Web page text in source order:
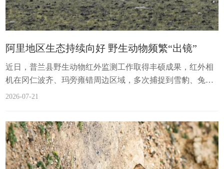
阿里地区生态持续向好 野生动物频繁“出镜”
近日，普兰县野生动物红外监测工作取得丰硕成果，红外相
机在冈仁波齐、玛旁雍错周边区域，多次捕捉到雪豹、兔
狲、赤狐等多种珍稀野生动物的活动影像，充分印证了阿里
态壮硕的雪豹走到镜头前张望片刻，随后缓缓离开；另一组
画面则记录下“三豹同框”的罕见场景；此外，还有雪豹幼崽
活动的珍贵影像。雪豹被誉为“雪山之王”...
2026-07-21